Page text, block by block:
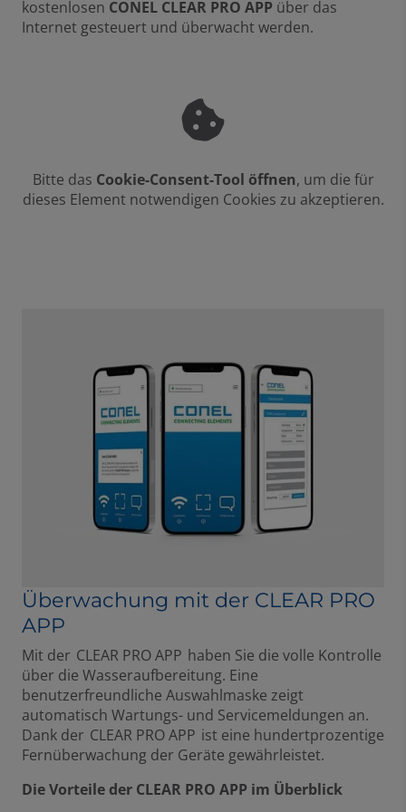
kostenlosen CONEL CLEAR PRO APP über das
Internet gesteuert und überwacht werden.
Bitte das Cookie-Consent-Tool öffnen, um die für
dieses Element notwendigen Cookies zu akzeptieren.
Überwachung mit der CLEAR PRO
APP
Mit der CLEAR PRO APP haben Sie die volle Kontrolle
über die Wasseraufbereitung. Eine
benutzerfreundliche Auswahlmaske zeigt
automatisch Wartungs- und Servicemeldungen an.
Dank der CLEAR PRO APP ist eine hundertprozentige
Fernüberwachung der Geräte gewährleistet.
Die Vorteile der CLEAR PRO APP im Überblick